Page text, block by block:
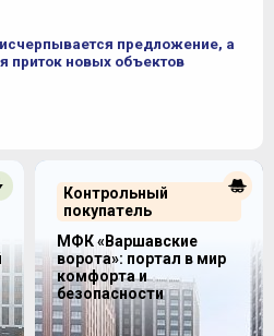
предложение, а
приток новых объектов
Контрольный
покупатель
МФК «Варшавские
ворота»: портал в мир
комфорта и
безопасности